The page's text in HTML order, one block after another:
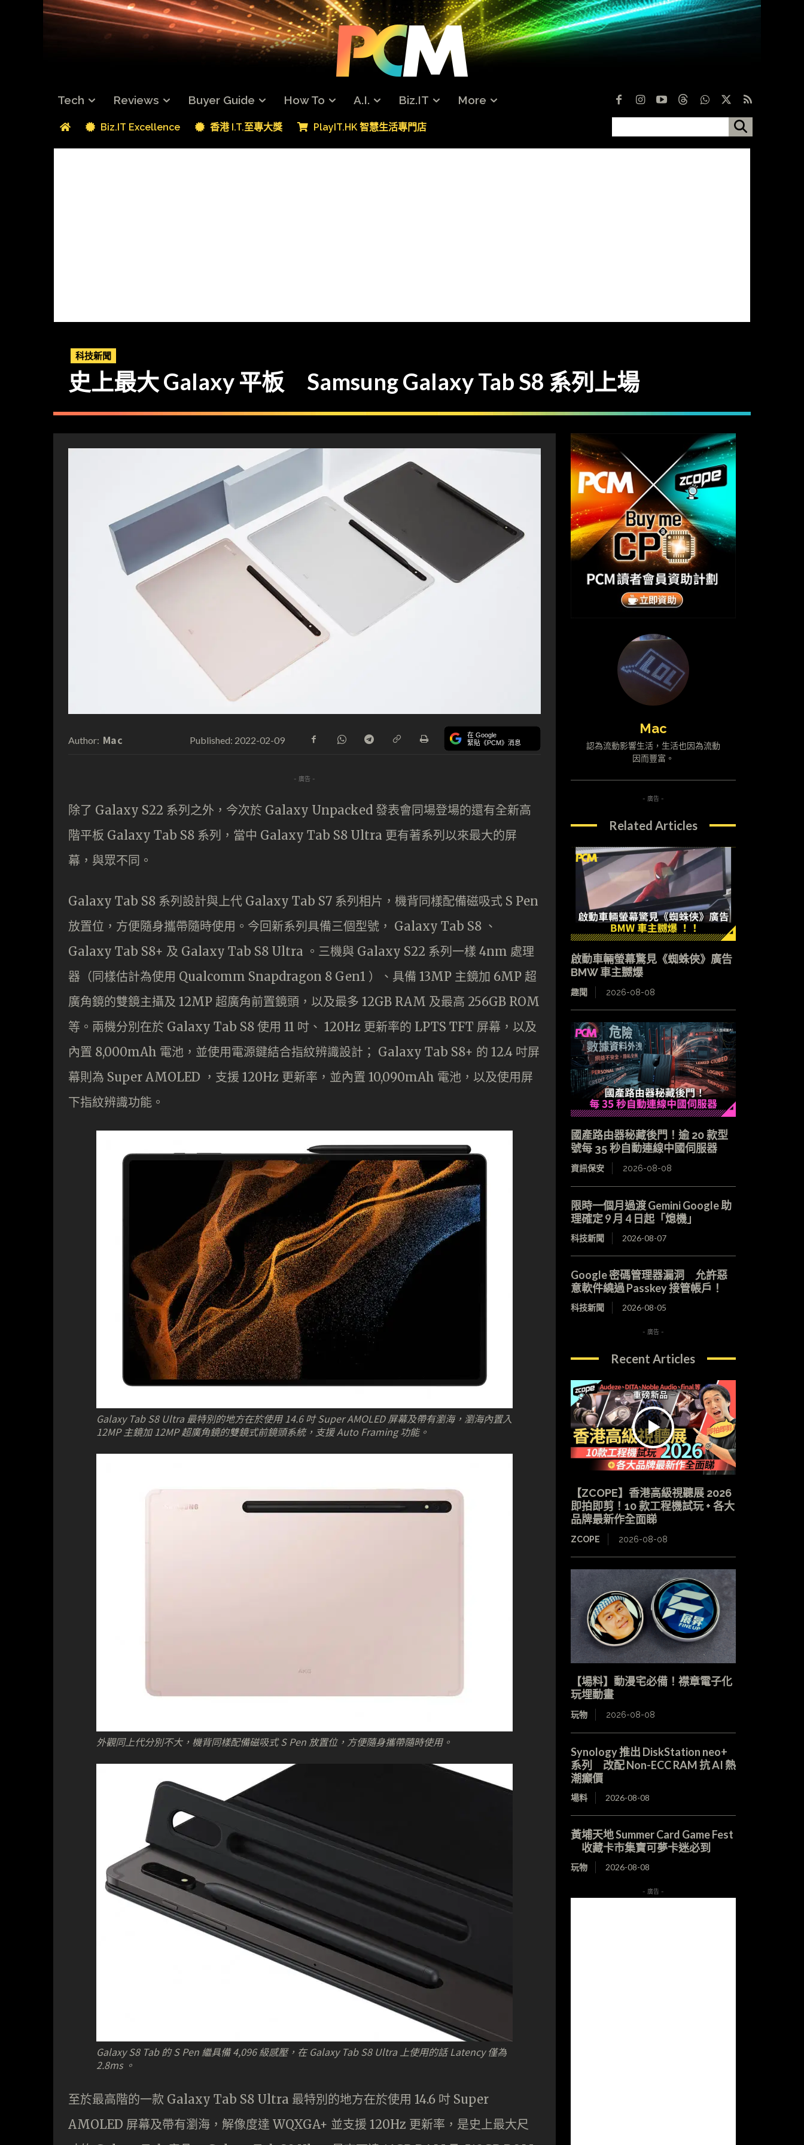
Tech Reviews Buyer Guide How To A.I. Biz.IT More
Biz.IT Excellence 香港 I.T.至專大獎 PlayIT.HK 智慧生活專門店
科技新聞
史上最大 Galaxy 平板 Samsung Galaxy Tab S8 系列上場
Author: Mac Published: 2022-02-09 在 Google
緊貼《PCM》消息
- 廣告 -
除了 Galaxy S22 系列之外，今次於 Galaxy Unpacked 發表會同場登場的還有全新高
階平板 Galaxy Tab S8 系列，當中 Galaxy Tab S8 Ultra 更有著系列以來最大的屏
幕，與眾不同。
Galaxy Tab S8 系列設計與上代 Galaxy Tab S7 系列相片，機背同樣配備磁吸式 S Pen
放置位，方便隨身攜帶隨時使用。今回新系列具備三個型號， Galaxy Tab S8 、
Galaxy Tab S8+ 及 Galaxy Tab S8 Ultra 。三機與 Galaxy S22 系列一樣 4nm 處理
器（同樣估計為使用 Qualcomm Snapdragon 8 Gen1 ）、具備 13MP 主鏡加 6MP 超
廣角鏡的雙鏡主攝及 12MP 超廣角前置鏡頭，以及最多 12GB RAM 及最高 256GB ROM
等。兩機分別在於 Galaxy Tab S8 使用 11 吋、 120Hz 更新率的 LPTS TFT 屏幕，以及
內置 8,000mAh 電池，並使用電源鍵結合指紋辨識設計； Galaxy Tab S8+ 的 12.4 吋屏
幕則為 Super AMOLED ，支援 120Hz 更新率，並內置 10,090mAh 電池，以及使用屏
下指紋辨識功能。
Galaxy Tab S8 Ultra 最特別的地方在於使用 14.6 吋 Super AMOLED 屏幕及帶有瀏海，瀏海內置入
12MP 主鏡加 12MP 超廣角鏡的雙鏡式前鏡頭系統，支援 Auto Framing 功能。
外觀同上代分別不大，機背同樣配備磁吸式 S Pen 放置位，方便隨身攜帶隨時使用。
Galaxy S8 Tab 的 S Pen 繼具備 4,096 級感壓，在 Galaxy Tab S8 Ultra 上使用的話 Latency 僅為
2.8ms 。
至於最高階的一款 Galaxy Tab S8 Ultra 最特別的地方在於使用 14.6 吋 Super
AMOLED 屏幕及帶有瀏海，解像度達 WQXGA+ 並支援 120Hz 更新率，是史上最大尺
Mac
認為流動影響生活，生活也因為流動
因而豐富。
- 廣告 -
Related Articles
啟動車輛螢幕驚見《蜘蛛俠》廣告
BMW 車主嬲爆
趣聞 2026-08-08
國產路由器秘藏後門！逾 20 款型
號每 35 秒自動連線中國伺服器
資訊保安 2026-08-08
限時一個月過渡 Gemini Google 助
理確定 9 月 4 日起「熄機」
科技新聞 2026-08-07
Google 密碼管理器漏洞 允許惡
意軟件繞過 Passkey 接管帳戶！
科技新聞 2026-08-05
- 廣告 -
Recent Articles
【ZCOPE】香港高級視聽展 2026
即拍即剪！10 款工程機試玩 + 各大
品牌最新作全面睇
ZCOPE 2026-08-08
【場料】動漫宅必備！襟章電子化
玩埋動畫
玩物 2026-08-08
Synology 推出 DiskStation neo+
系列 改配 Non-ECC RAM 抗 AI 熱
潮癲價
場料 2026-08-08
黃埔天地 Summer Card Game Fest
收藏卡市集寶可夢卡迷必到
玩物 2026-08-08
- 廣告 -